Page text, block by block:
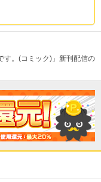
す。(コミック)」新刊配信の